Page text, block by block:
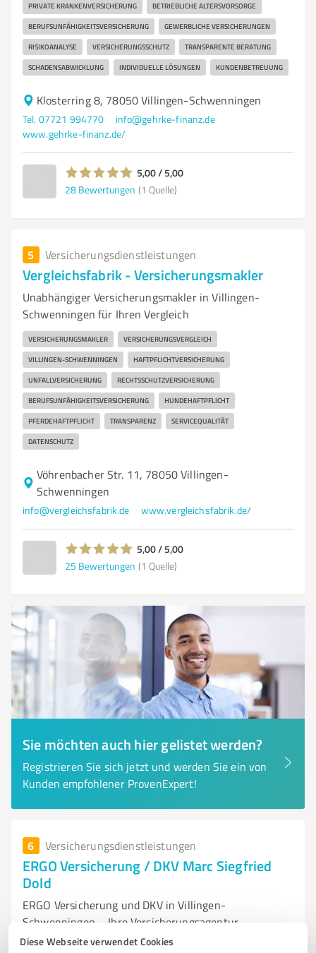
Diese Webseite verwendet Cookies
PRIVATE KRANKENVERSICHERUNG BETRIEBLICHE ALTERSVORSORGE
BERUFSUNFÄHIGKEITSVERSICHERUNG GEWERBLICHE VERSICHERUNGEN
RISIKOANALYSE VERSICHERUNGSSCHUTZ TRANSPARENTE BERATUNG
SCHADENSABWICKLUNG INDIVIDUELLE LÖSUNGEN KUNDENBETREUUNG
Klosterring 8, 78050 Villingen-Schwenningen
Tel. 07721 994770
info@gehrke-finanz.de
www.gehrke-finanz.de/
5,00 / 5,00
28 Bewertungen (1 Quelle)
5 Versicherungsdienstleistungen
Vergleichsfabrik - Versicherungsmakler
Unabhängiger Versicherungsmakler in Villingen-
Schwenningen für Ihren Vergleich
VERSICHERUNGSMAKLER VERSICHERUNGSVERGLEICH
VILLINGEN-SCHWENNINGEN HAFTPFLICHTVERSICHERUNG
UNFALLVERSICHERUNG RECHTSSCHUTZVERSICHERUNG
BERUFSUNFÄHIGKEITSVERSICHERUNG HUNDEHAFTPFLICHT
PFERDEHAFTPFLICHT TRANSPARENZ SERVICEQUALITÄT
DATENSCHUTZ
Vöhrenbacher Str. 11, 78050 Villingen-
Schwenningen
info@vergleichsfabrik.de www.vergleichsfabrik.de/
5,00 / 5,00
25 Bewertungen (1 Quelle)
Sie möchten auch hier gelistet werden?
Registrieren Sie sich jetzt und werden Sie ein von
Kunden empfohlener ProvenExpert!
6 Versicherungsdienstleistungen
ERGO Versicherung / DKV Marc Siegfried
Dold
ERGO Versicherung und DKV in Villingen-
Schwenningen – Ihre Versicherungsagentur
ERGO VERSICHERUNG DKV VILLINGEN-SCHWENNINGEN